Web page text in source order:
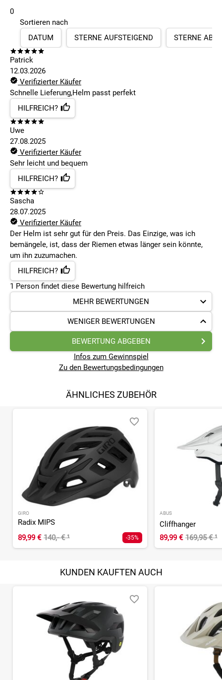
0
Sortieren nach
DATUM
STERNE AUFSTEIGEND STERNE
Patrick
12.03.2026
Verifizierter Käufer
Schnelle Lieferung,Helm passt perfekt
HILFREICH?
Uwe
27.08.2025
Verifizierter Käufer
Sehr leicht und bequem
HILFREICH?
Sascha
28.07.2025
Verifizierter Käufer
Der Helm ist sehr gut für den Preis. Das Einzige, was ich
bemängele, ist, dass der Riemen etwas länger sein könnte,
um ihn zuzumachen.
HILFREICH?
1 Person findet diese Bewertung hilfreich
MEHR BEWERTUNGEN
WENIGER BEWERTUNGEN
BEWERTUNG ABGEBEN
Infos zum Gewinnspiel
Zu den Bewertungsbedingungen
ÄHNLICHES ZUBEHÖR
GIRO
Radix MIPS
89,99 € 140,- €¹ -35%
ABUS
Cliffhanger
89,99 € 169,95 €¹
KUNDEN KAUFTEN AUCH